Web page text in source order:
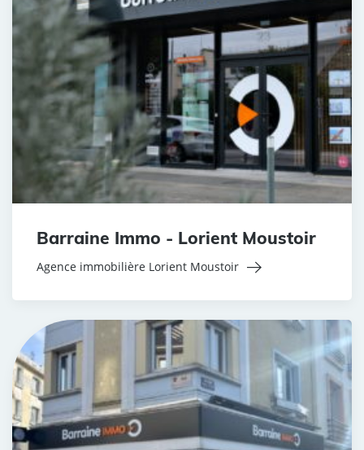
Barraine Immo - Lorient Moustoir
Agence immobilière Lorient Moustoir